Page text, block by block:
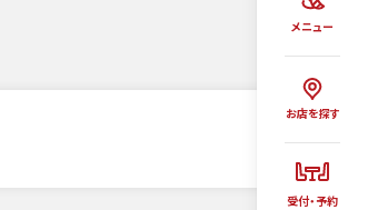
メニュー
お店を探す
受付・予約